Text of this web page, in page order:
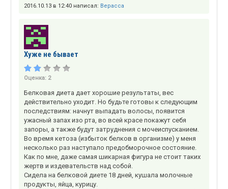
2016.10.13 в 12:40 написал: Верасса
Хуже не бывает
Оценка: 2
Белковая диета дает хорошие результаты, вес
действительно уходит. Но будьте готовы к следующим
последствиям: начнут выпадать волосы, появится
ужасный запах изо рта, во всей красе покажут себя
запоры, а также будут затруднения с мочеиспусканием.
Во время кетоза (избыток белков в организме) у меня
несколько раз наступало предобморочное состояние.
Как по мне, даже самая шикарная фигура не стоит таких
жертв и издевательств над собой.
Сидела на белковой диете 18 дней, кушала молочные
продукты, яйца, курицу.